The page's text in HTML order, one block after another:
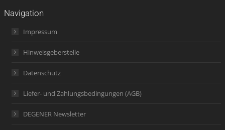
Navigation
Impressum
Hinweisgeberstelle
Datenschutz
Liefer- und Zahlungsbedingungen (AGB)
DEGENER Newsletter